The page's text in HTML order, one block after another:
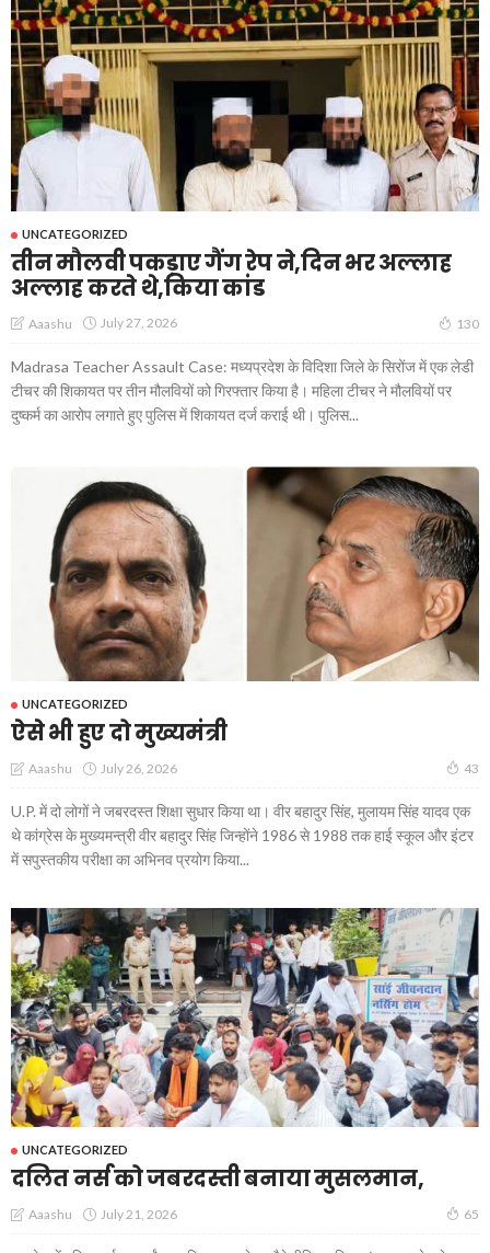
UNCATEGORIZED
तीन मौलवी पकड़ाए गैंग रेप ने,दिन भर अल्लाह
अल्लाह करते थे,किया कांड
Aaashu July 27, 2026 130
Madrasa Teacher Assault Case: मध्यप्रदेश के विदिशा जिले के सिरोंज में एक लेडी
टीचर की शिकायत पर तीन मौलवियों को गिरफ्तार किया है। महिला टीचर ने मौलवियों पर
दुष्कर्म का आरोप लगाते हुए पुलिस में शिकायत दर्ज कराई थी। पुलिस...
UNCATEGORIZED
ऐसे भी हुए दो मुख्यमंत्री
Aaashu July 26, 2026 43
U.P. में दो लोगों ने जबरदस्त शिक्षा सुधार किया था। वीर बहादुर सिंह, मुलायम सिंह यादव एक
थे कांग्रेस के मुख्यमन्त्री वीर बहादुर सिंह जिन्होंने 1986 से 1988 तक हाई स्कूल और इंटर
में सपुस्तकीय परीक्षा का अभिनव प्रयोग किया...
UNCATEGORIZED
दलित नर्स को जबरदस्ती बनाया मुसलमान,
Aaashu July 21, 2026 65